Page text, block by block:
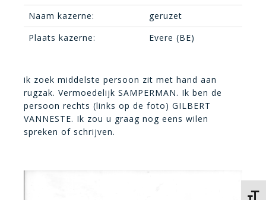
Naam kazerne:
geruzet
Plaats kazerne:
Evere (BE)
ik zoek middelste persoon zit met hand aan
rugzak. Vermoedelijk SAMPERMAN. Ik ben de
persoon rechts (links op de foto) GILBERT
VANNESTE. Ik zou u graag nog eens wilen
spreken of schrijven.